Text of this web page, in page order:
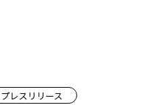
プレスリリース